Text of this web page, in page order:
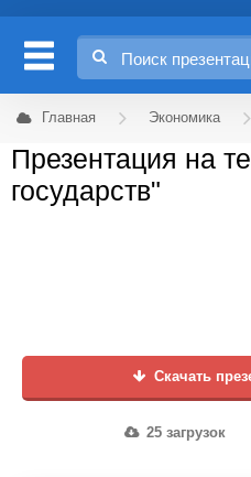
Главная Экономика
Презентация на
государств"
Скачать
25 загрузок